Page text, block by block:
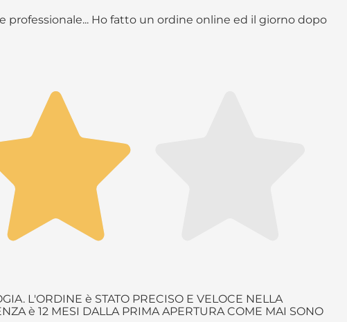
Ho fatto un ordine online ed il giorno dopo
L'ORDINE è STATO PRECISO E VELOCE NELLA
è 12 MESI DALLA PRIMA APERTURA COME MAI SONO